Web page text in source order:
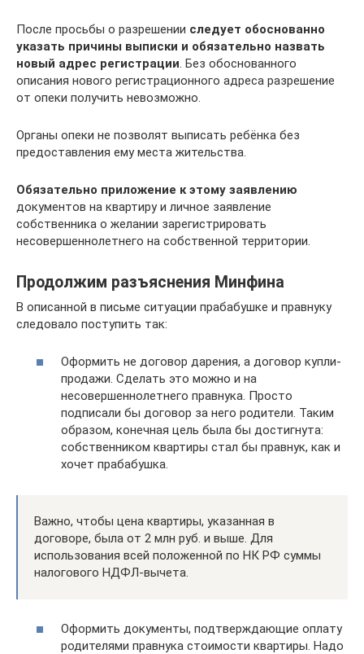
После просьбы о разрешении следует обоснованно
указать причины выписки и обязательно назвать
новый адрес регистрации . Без обоснованного
описания нового регистрационного адреса разрешение
от опеки получить невозможно.
Органы опеки не позволят выписать ребёнка без
предоставления ему места жительства.
Обязательно приложение к этому заявлению
документов на квартиру и личное заявление
собственника о желании зарегистрировать
несовершеннолетнего на собственной территории.
Продолжим разъяснения Минфина
В описанной в письме ситуации прабабушке и правнуку
следовало поступить так:
Оформить не договор дарения, а договор купли-
продажи. Сделать это можно и на
несовершеннолетнего правнука. Просто
подписали бы договор за него родители. Таким
образом, конечная цель была бы достигнута:
собственником квартиры стал бы правнук, как и
хочет прабабушка.
Важно, чтобы цена квартиры, указанная в
договоре, была от 2 млн руб. и выше. Для
использования всей положенной по НК РФ суммы
налогового НДФЛ-вычета.
Оформить документы, подтверждающие оплату
родителями правнука стоимости квартиры. Надо